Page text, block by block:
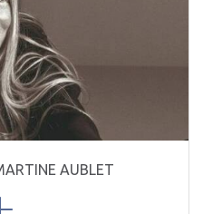
AUBLET